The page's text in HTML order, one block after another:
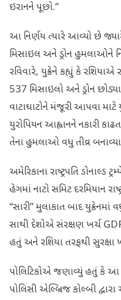
ઇરાનને પૂછો.”
આ નિર્ણય ત્યારે આવ્યો છે
મિસાઇલ અને ડ્રોન હુમલાઓને
રવિવારે, યુક્રેને કહ્યું કે રશિયાએ
537 મિસાઇલો અને ડ્રોન છોડ્યા
વાટાઘાટોને મંજૂરી આપવા માટે
યુરોપિયન આહ્વાનને નકારી
તેના હુમલાઓ વધુ તીવ્ર
અમેરિકાના રાષ્ટ્રપતિ
હેગમાં નાટો સમિટ દરમિયાન
“સારી” મુલાકાત બાદ
સાથી દેશોએ સંરક્ષણ ખર્ચ
હતું અને રશિયા તરફથી સુરક્ષા
પોલિટિકોએ જણાવ્યું હતું કે આ
પોલિસી એલ્બ્રિજ કોલ્બી